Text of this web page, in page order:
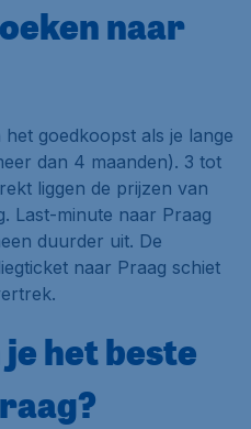
naar
goedkoopst als je lange
dan 4 maanden). 3 tot
liggen de prijzen van
Last-minute naar Praag
duurder uit. De
naar Praag schiet
het beste